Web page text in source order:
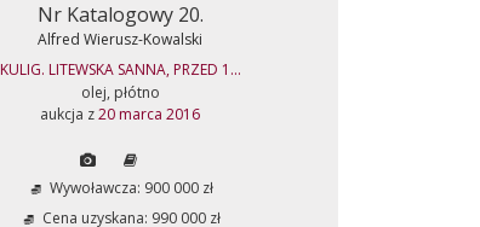
Nr Katalogowy 20.
Alfred Wierusz-Kowalski
KULIG. LITEWSKA SANNA, PRZED 1...
olej, płótno
aukcja z20 marca 2016
Wywoławcza: 900 000 zł
Cena uzyskana: 990 000 zł